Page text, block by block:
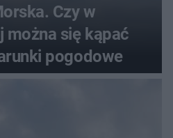
Czy w
można się kąpać
pogodowe